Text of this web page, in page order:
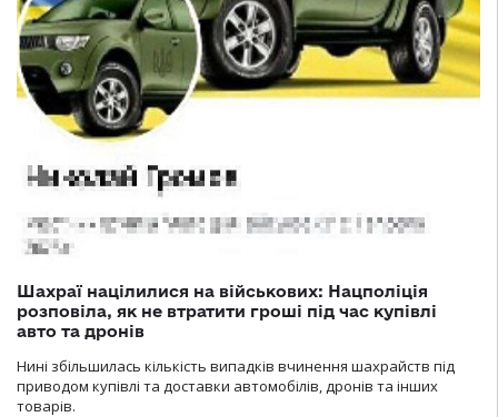
Шахраї націлилися на військових: Нацполіція
розповіла, як не втратити гроші під час купівлі
авто та дронів
Нині збільшилась кількість випадків вчинення шахрайств під
приводом купівлі та доставки автомобілів, дронів та інших
товарів.